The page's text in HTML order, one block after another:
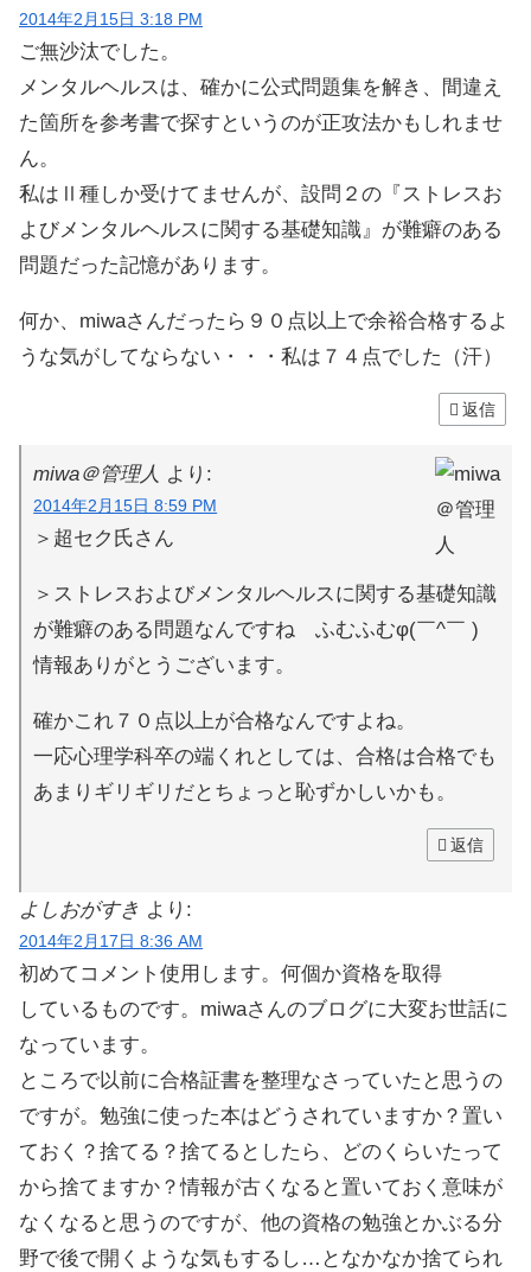
2014年2月15日 3:18 PM
ご無沙汰でした。
メンタルヘルスは、確かに公式問題集を解き、間違え
た箇所を参考書で探すというのが正攻法かもしれませ
ん。
私はⅡ種しか受けてませんが、設問２の『ストレスお
よびメンタルヘルスに関する基礎知識』が難癖のある
問題だった記憶があります。
何か、miwaさんだったら９０点以上で余裕合格するよ
うな気がしてならない・・・私は７４点でした（汗）
返信
miwa＠管理人 より:
2014年2月15日 8:59 PM
＞超セク氏さん
＞ストレスおよびメンタルヘルスに関する基礎知識
が難癖のある問題なんですね ふむふむφ(￣^￣ )
情報ありがとうございます。
確かこれ７０点以上が合格なんですよね。
一応心理学科卒の端くれとしては、合格は合格でも
あまりギリギリだとちょっと恥ずかしいかも。
返信
よしおがすき より:
2014年2月17日 8:36 AM
初めてコメント使用します。何個か資格を取得
しているものです。miwaさんのブログに大変お世話に
なっています。
ところで以前に合格証書を整理なさっていたと思うの
ですが。勉強に使った本はどうされていますか？置い
ておく？捨てる？捨てるとしたら、どのくらいたって
から捨てますか？情報が古くなると置いておく意味が
なくなると思うのですが、他の資格の勉強とかぶる分
野で後で開くような気もするし…となかなか捨てられ